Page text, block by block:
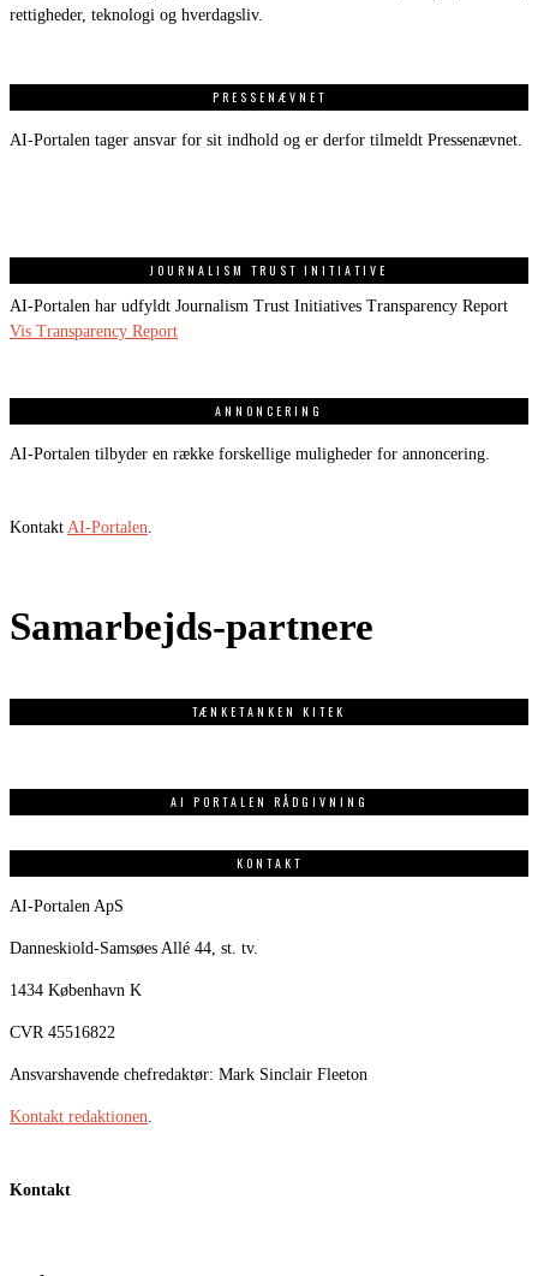
rettigheder, teknologi og hverdagsliv.
PRESSENÆVNET
AI-Portalen tager ansvar for sit indhold og er derfor tilmeldt Pressenævnet.
JOURNALISM TRUST INITIATIVE
AI-Portalen har udfyldt Journalism Trust Initiatives Transparency Report
Vis Transparency Report
ANNONCERING
AI-Portalen tilbyder en række forskellige muligheder for annoncering.
Kontakt AI-Portalen
Samarbejds-partnere
TÆNKETANKEN KITEK
AI PORTALEN RÅDGIVNING
KONTAKT
AI-Portalen ApS
Danneskiold-Samsøes Allé 44, st. tv.
1434 København K
CVR 45516822
Ansvarshavende chefredaktør: Mark Sinclair Fleeton
Kontakt redaktionen
Kontakt